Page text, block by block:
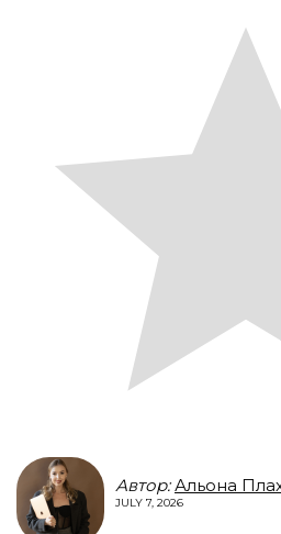
Автор: Альона
JULY 7, 2026